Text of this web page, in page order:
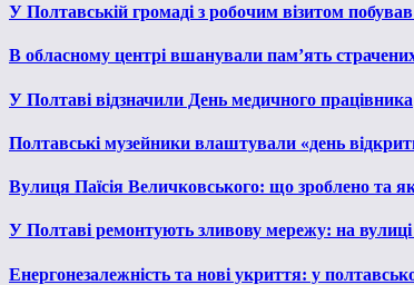
У Полтавській громаді з робочим візитом
В обласному центрі вшанували пам’ять
У Полтаві відзначили День медичного працівника
Полтавські музейники влаштували «день
Вулиця Паїсія Величковського: що зроблено та
У Полтаві ремонтують зливову мережу: на
Енергонезалежність та нові укриття: у